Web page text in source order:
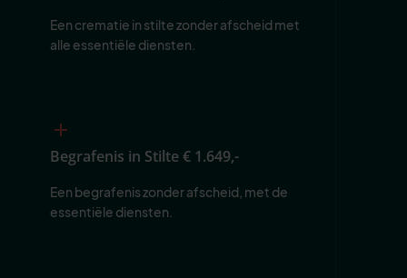
Een crematie in stilte zonder afscheid met
alle essentiële diensten.
Begrafenis in Stilte€ 1.649,-
Een begrafenis zonder afscheid, met de
essentiële diensten.